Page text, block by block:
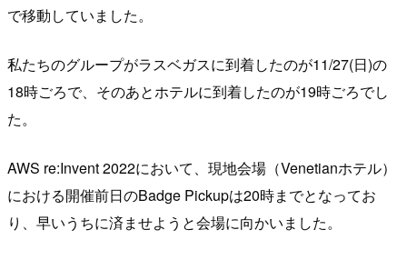
で移動していました。
私たちのグループがラスベガスに到着したのが11/27(日)の
18時ごろで、そのあとホテルに到着したのが19時ごろでし
た。
AWS re:Invent 2022において、現地会場（Venetianホテル）
における開催前日のBadge Pickupは20時までとなってお
り、早いうちに済ませようと会場に向かいました。